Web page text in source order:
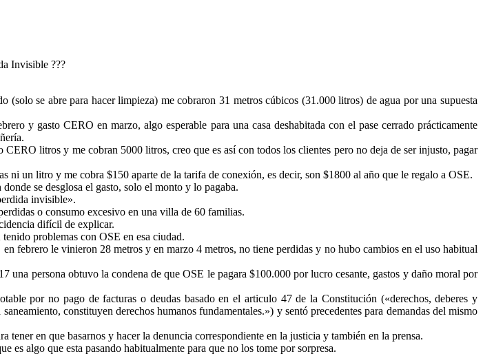
Invisible ???
se abre para hacer limpieza) me cobraron 31 metros cúbicos (31.000 litros) de agua por una supuesta
y gasto CERO en marzo, algo esperable para una casa deshabitada con el pase cerrado prácticamente
litros y me cobran 5000 litros, creo que es así con todos los clientes pero no deja de ser injusto, pagar
un litro y me cobra $150 aparte de la tarifa de conexión, es decir, son $1800 al año que le regalo a OSE.
se desglosa el gasto, solo el monto y lo pagaba.
invisible».
o consumo excesivo en una villa de 60 familias.
difícil de explicar.
problemas con OSE en esa ciudad.
febrero le vinieron 28 metros y en marzo 4 metros, no tiene perdidas y no hubo cambios en el uso habitual
persona obtuvo la condena de que OSE le pagara $100.000 por lucro cesante, gastos y daño moral por
por no pago de facturas o deudas basado en el articulo 47 de la Constitución («derechos, deberes y
constituyen derechos humanos fundamentales.») y sentó precedentes para demandas del mismo
en que basarnos y hacer la denuncia correspondiente en la justicia y también en la prensa.
es algo que esta pasando habitualmente para que no los tome por sorpresa.